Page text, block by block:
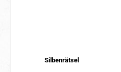
Silbenrätsel